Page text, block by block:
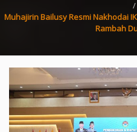
Muhajirin Bailusy Resmi Nakhodai
Rambah